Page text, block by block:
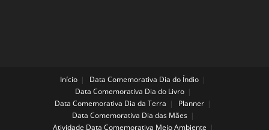
Início
Data Comemorativa Dia do Índio
Data Comemorativa Dia do Livro
Data Comemorativa Dia da Terra
Planner
Data Comemorativa Dia das Mães
Atividade Data Comemorativa Meio Ambiente